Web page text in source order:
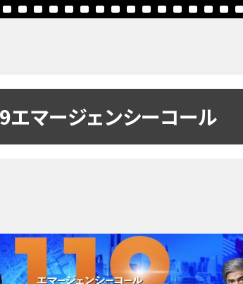
エマージェンシーコール